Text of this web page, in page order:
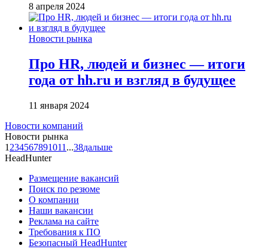
8 апреля 2024
Новости рынка
Про HR, людей и бизнес — итоги
года от hh.ru и взгляд в будущее
11 января 2024
Новости компаний
Новости рынка
1 234567891011 ...38дальше
HeadHunter
Размещение вакансий
Поиск по резюме
О компании
Наши вакансии
Реклама на сайте
Требования к ПО
Безопасный HeadHunter